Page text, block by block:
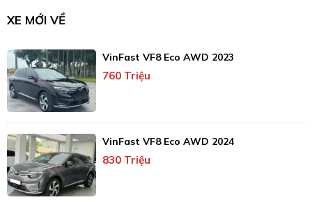
XE MỚI VỀ
VinFast VF8 Eco AWD 2023
760 Triệu
VinFast VF8 Eco AWD 2024
830 Triệu